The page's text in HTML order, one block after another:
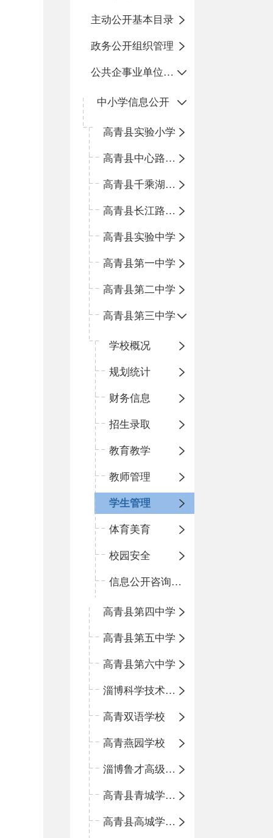
主动公开基本目录
政务公开组织管理
公共企事业单位信息公开
中小学信息公开
高青县实验小学
高青县中心路小学
高青县千乘湖小学
高青县长江路小学
高青县实验中学
高青县第一中学
高青县第二中学
高青县第三中学
学校概况
规划统计
财务信息
招生录取
教育教学
教师管理
学生管理
体育美育
校园安全
信息公开咨询指南
高青县第四中学
高青县第五中学
高青县第六中学
淄博科学技术学校
高青双语学校
高青燕园学校
淄博鲁才高级中学
高青县青城学区中心小学
高青县高城学区中心小学